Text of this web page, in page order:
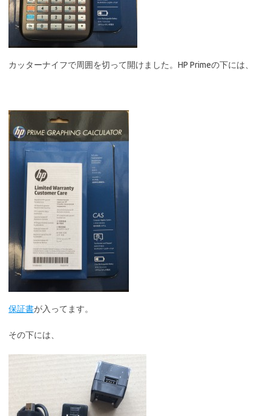
カッターナイフで周囲を切って開けました。HP Primeの下には、
保証書が入ってます。
その下には、